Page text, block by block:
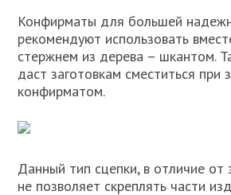
Конфирматы для большей
рекомендуют использовать
стержнем из дерева – шкантом.
даст заготовкам сместиться при
конфирматом.
Данный тип сцепки, в отличие от
не позволяет скреплять части